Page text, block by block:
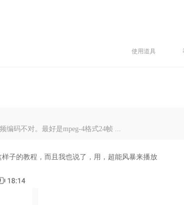
使用道具
编码不对。最好是mpeg-4格式24帧 ...
子的教程，而且我也说了，用，超能风暴来播放